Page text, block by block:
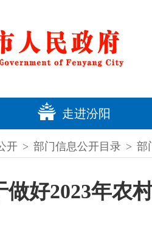
走进汾阳
开 > 部门信息公开目录 > 部
做好2023年农